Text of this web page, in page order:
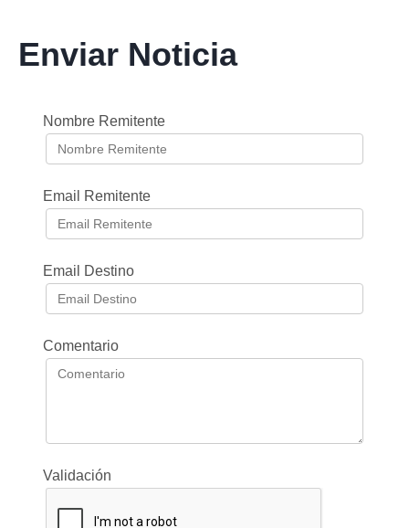
Enviar Noticia
Nombre Remitente
Email Remitente
Email Destino
Comentario
Validación